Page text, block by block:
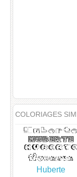
COLORIAGES
Huberte